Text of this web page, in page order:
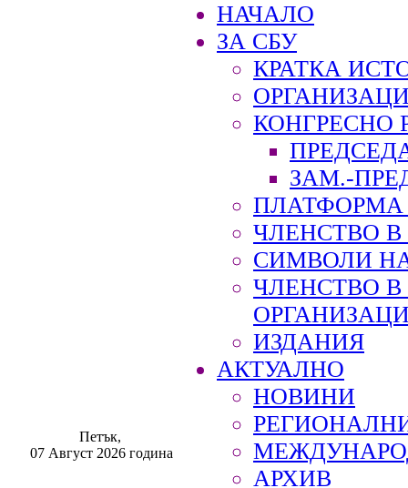
Петък,
07 Август 2026 година
НАЧАЛО
ЗА СБУ
КРАТКА
КОНГРЕСНО
ЗАМ.-
ПЛАТФОРМА
ЧЛЕНСТВО В
СИМВОЛИ
ЧЛЕНСТВО
ИЗДАНИЯ
АКТУАЛНО
НОВИНИ
АРХИВ